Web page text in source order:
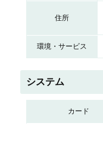
住所
環境・サービス
システム
カード